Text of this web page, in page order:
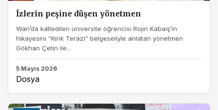
İzlerin peşine düşen yönetmen
Wan’da katledilen üniversite öğrencisi Rojin Kabaiş’in
hikayesini “Kırık Terazi” belgeseliyle anlatan yönetmen
Gökhan Çetin ile...
5 Mayıs 2026
Dosya